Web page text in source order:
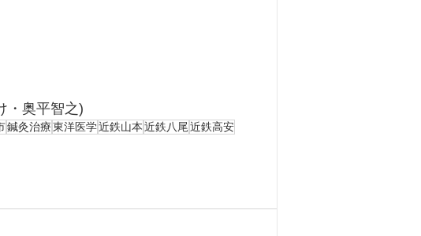
・奥平智之)
鍼灸治療東洋医学近鉄山本近鉄八尾近鉄高安